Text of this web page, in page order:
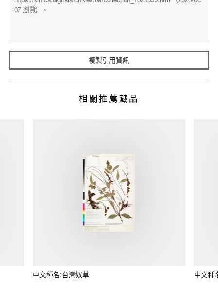
複製引用資訊
相關推薦藏品
中文種名:台灣奴草 中文種